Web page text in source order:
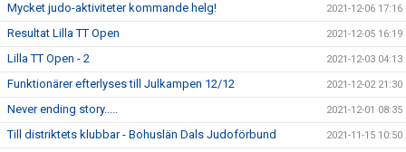
Mycket judo-aktiviteter kommande helg! 2021-12-06 17:16
Resultat Lilla TT Open 2021-12-05 16:19
Lilla TT Open - 2 2021-12-03 04:13
Funktionärer efterlyses till Julkampen 12/12 2021-12-02 21:30
Never ending story..... 2021-12-01 08:35
Till distriktets klubbar - Bohuslän Dals Judoförbund 2021-11-15 10:50